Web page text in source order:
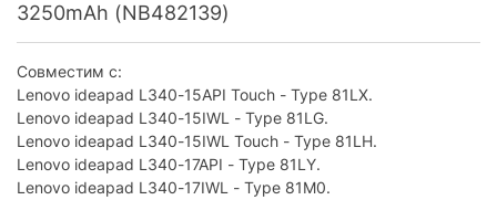
3250mAh (NB482139)
Совместим с:
Lenovo ideapad L340-15API Touch - Type 81LX.
Lenovo ideapad L340-15IWL - Type 81LG.
Lenovo ideapad L340-15IWL Touch - Type 81LH.
Lenovo ideapad L340-17API - Type 81LY.
Lenovo ideapad L340-17IWL - Type 81M0.